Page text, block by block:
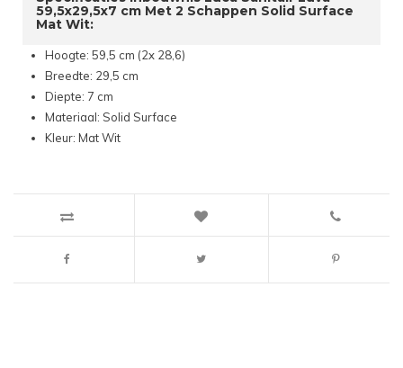
59,5x29,5x7 cm Met 2 Schappen Solid Surface
Mat Wit:
Hoogte: 59,5 cm (2x 28,6)
Breedte: 29,5 cm
Diepte: 7 cm
Materiaal: Solid Surface
Kleur: Mat Wit